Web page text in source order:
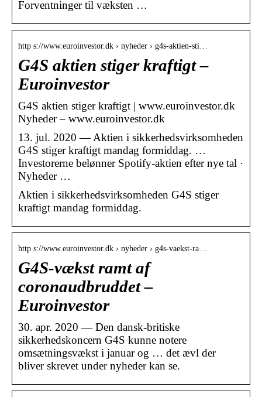
Forventninger til væksten …
http s://www.euroinvestor.dk › nyheder › g4s-aktien-sti…
G4S aktien stiger kraftigt –
Euroinvestor
G4S aktien stiger kraftigt | www.euroinvestor.dk
Nyheder – www.euroinvestor.dk
13. jul. 2020 — Aktien i sikkerhedsvirksomheden
G4S stiger kraftigt mandag formiddag. …
Investorerne belønner Spotify-aktien efter nye tal ·
Nyheder …
Aktien i sikkerhedsvirksomheden G4S stiger
kraftigt mandag formiddag.
http s://www.euroinvestor.dk › nyheder › g4s-vaekst-ra…
G4S-vækst ramt af
coronaudbruddet –
Euroinvestor
30. apr. 2020 — Den dansk-britiske
sikkerhedskoncern G4S kunne notere
omsætningsvækst i januar og … det ævl der
bliver skrevet under nyheder kan se.